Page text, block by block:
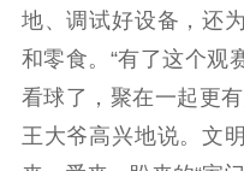
地、调试好设备，还
和零食。“有了这个观
看球了，聚在一起更
王大爷高兴地说。文